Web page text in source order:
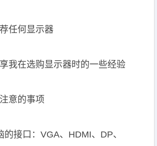
任何显示器
我在选购显示器时的一些经验
意的事项
的接口：VGA、HDMI、DP、